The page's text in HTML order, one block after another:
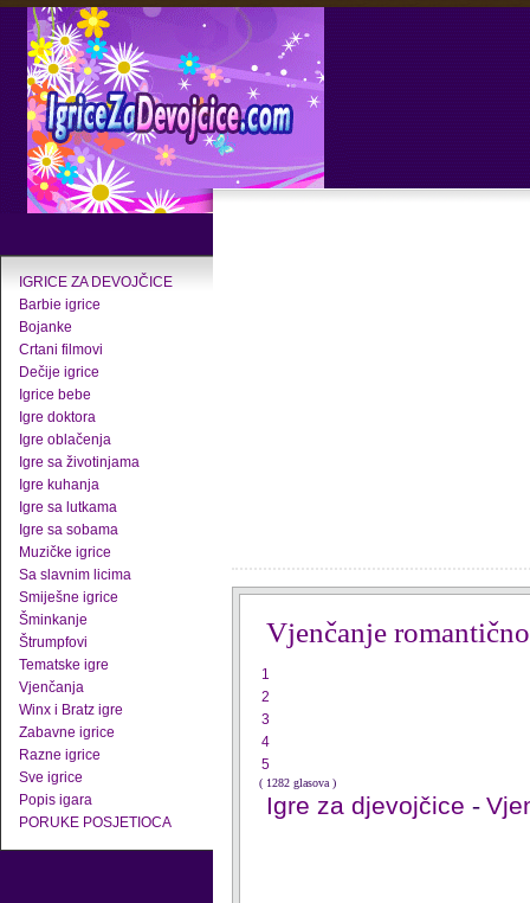
IGRICE ZA DEVOJČICE
Barbie igrice
Bojanke
Crtani filmovi
Dečije igrice
Igrice bebe
Igre doktora
Igre oblačenja
Igre sa životinjama
Igre kuhanja
Igre sa lutkama
Igre sa sobama
Muzičke igrice
Sa slavnim licima
Smiješne igrice
Šminkanje
Štrumpfovi
Tematske igre
Vjenčanja
Winx i Bratz igre
Zabavne igrice
Razne igrice
Sve igrice
Popis igara
PORUKE POSJETIOCA
Vjenčanje romantično
1
2
3
4
5
( 1282 glasova )
Igre za djevojčice -